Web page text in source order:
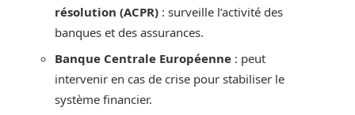
résolution (ACPR) : surveille l’activité des
banques et des assurances.
Banque Centrale Européenne : peut
intervenir en cas de crise pour stabiliser le
système financier.